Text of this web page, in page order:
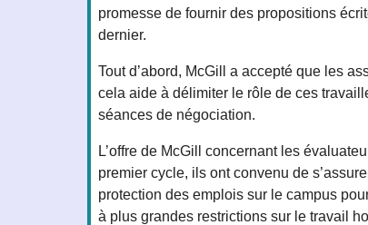
promesse de fournir des propositions
dernier.
Tout d’abord, McGill a accepté que les
cela aide à délimiter le rôle de ces
séances de négociation.
L’offre de McGill concernant les
premier cycle, ils ont convenu de
protection des emplois sur le campus
à plus grandes restrictions sur le travail